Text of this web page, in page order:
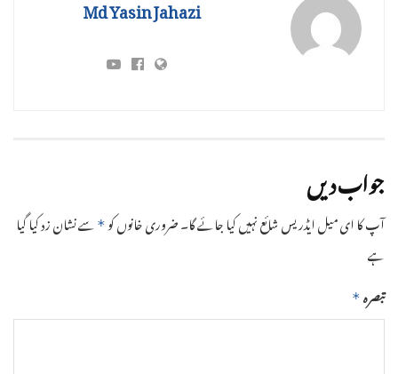
Md Yasin Jahazi
جواب دیں
آپ کا ای میل ایڈریس شائع نہیں کیا جائے گا۔ضروری خانوں کو * سے نشان زد کیا گیا
ہے
تبصرہ *